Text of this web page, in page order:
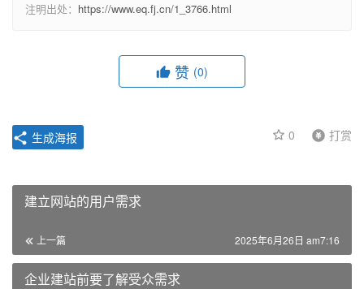
注明出处： https://www.eq.fj.cn/1_3766.html
赞 (0)
0 打赏
生成海报
建立网站的用户需求
上一篇 2025年6月26日 am7:16
企业建站前要了解受众需求